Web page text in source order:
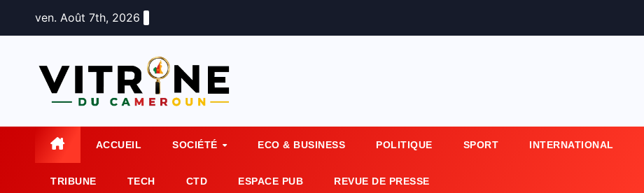
ven. Août 7th, 2026
ACCUEIL SOCIÉTÉ ECO & BUSINESS POLITIQUE SPORT INTERNATIONAL
TRIBUNE TECH CTD ESPACE PUB REVUE DE PRESSE